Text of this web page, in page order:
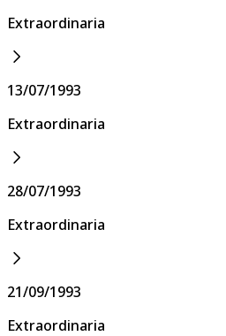
Extraordinaria
13/07/1993
Extraordinaria
28/07/1993
Extraordinaria
21/09/1993
Extraordinaria